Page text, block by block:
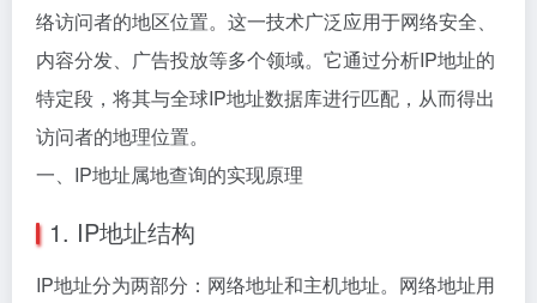
络访问者的地区位置。这一技术广泛应用于网络安全、
内容分发、广告投放等多个领域。它通过分析IP地址的
特定段，将其与全球IP地址数据库进行匹配，从而得出
访问者的地理位置。
一、IP地址属地查询的实现原理
1. IP地址结构
IP地址分为两部分：网络地址和主机地址。网络地址用